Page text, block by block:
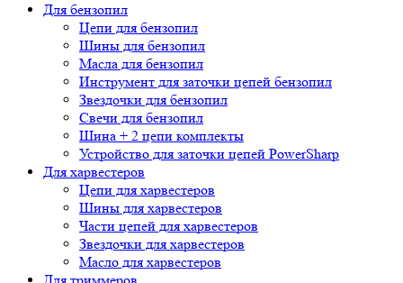
Для бензопил
Цепи для бензопил
Шины для бензопил
Масла для бензопил
Инструмент для заточки цепей бензопил
Звездочки для бензопил
Свечи для бензопил
Шина + 2 цепи комплекты
Устройство для заточки цепей PowerSharp
Для харвестеров
Цепи для харвестеров
Шины для харвестеров
Части цепей для харвестеров
Звездочки для харвестеров
Масло для харвестеров